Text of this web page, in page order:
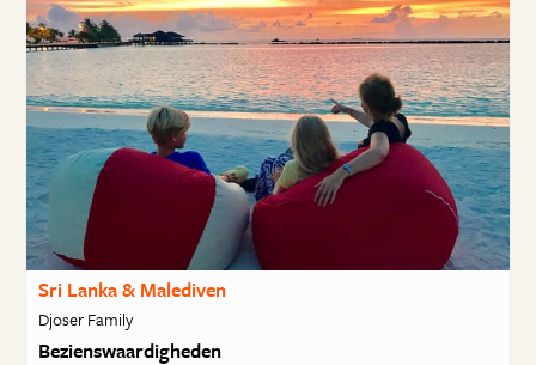
Sri Lanka & Malediven
Djoser Family
Bezienswaardigheden